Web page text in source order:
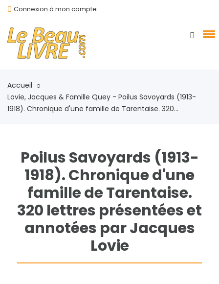
Connexion à mon compte
Accueil
Lovie, Jacques & Famille Quey - Poilus Savoyards (1913-
1918). Chronique d'une famille de Tarentaise. 320...
Poilus Savoyards (1913-
1918). Chronique d'une
famille de Tarentaise.
320 lettres présentées et
annotées par Jacques
Lovie